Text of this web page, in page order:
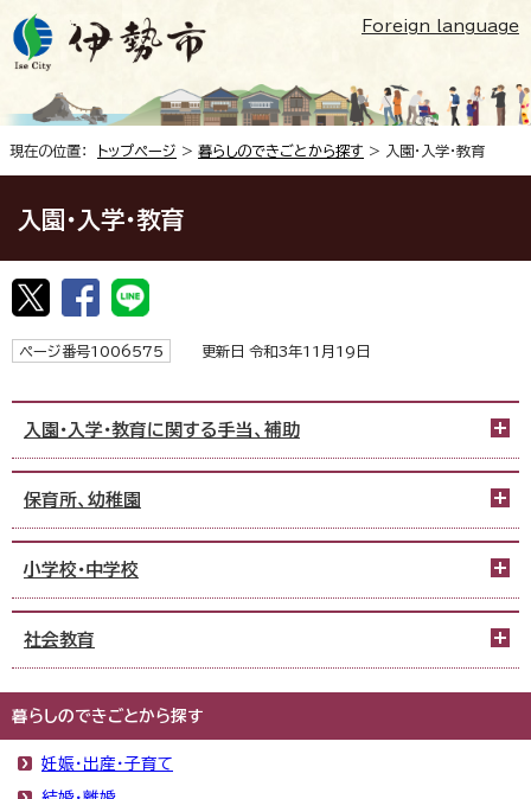
Foreign language
現在の位置： トップページ > 暮らしのできごとから探す > 入園・入学・教育
入園・入学・教育
ページ番号1006575 更新日 令和3年11月19日
入園・入学・教育に関する手当、補助
保育所、幼稚園
小学校・中学校
社会教育
暮らしのできごとから探す
妊娠・出産・子育て